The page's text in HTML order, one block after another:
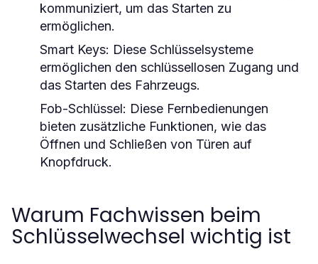
kommuniziert, um das Starten zu
ermöglichen.
Smart Keys: Diese Schlüsselsysteme
ermöglichen den schlüssellosen Zugang und
das Starten des Fahrzeugs.
Fob-Schlüssel: Diese Fernbedienungen
bieten zusätzliche Funktionen, wie das
Öffnen und Schließen von Türen auf
Knopfdruck.
Warum Fachwissen beim
Schlüsselwechsel wichtig ist